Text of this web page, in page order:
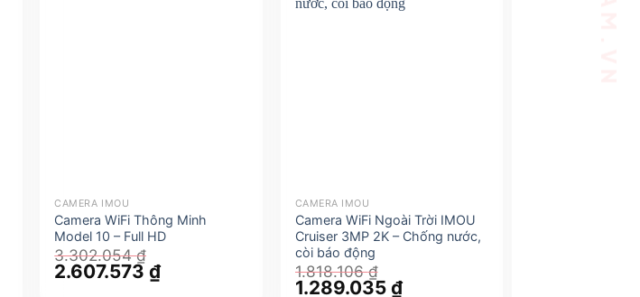
CAMERA IMOU
Camera WiFi Thông Minh
Model 10 – Full HD
3.302.054₫
Giá
gốc
2.607.573₫Giá
CAMERA IMOU
Camera WiFi Ngoài Trời IMOU
Cruiser 3MP 2K – Chống nước,
còi báo động
1.818.106₫
Giá
1.289.035 ₫Giá